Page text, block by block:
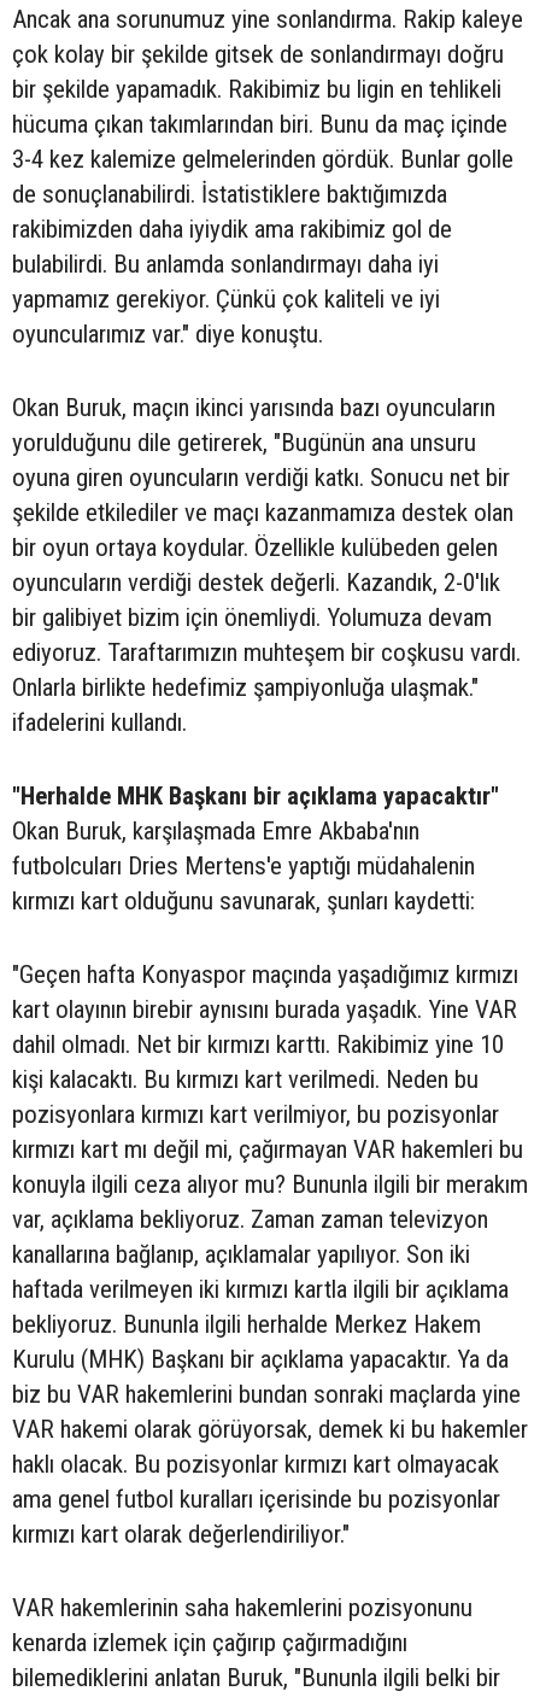
Ancak ana sorunumuz yine sonlandırma. Rakip kaleye
çok kolay bir şekilde gitsek de sonlandırmayı doğru
bir şekilde yapamadık. Rakibimiz bu ligin en tehlikeli
hücuma çıkan takımlarından biri. Bunu da maç içinde
3-4 kez kalemize gelmelerinden gördük. Bunlar golle
de sonuçlanabilirdi. İstatistiklere baktığımızda
rakibimizden daha iyiydik ama rakibimiz gol de
bulabilirdi. Bu anlamda sonlandırmayı daha iyi
yapmamız gerekiyor. Çünkü çok kaliteli ve iyi
oyuncularımız var." diye konuştu.
Okan Buruk, maçın ikinci yarısında bazı oyuncuların
yorulduğunu dile getirerek, "Bugünün ana unsuru
oyuna giren oyuncuların verdiği katkı. Sonucu net bir
şekilde etkilediler ve maçı kazanmamıza destek olan
bir oyun ortaya koydular. Özellikle kulübeden gelen
oyuncuların verdiği destek değerli. Kazandık, 2-0'lık
bir galibiyet bizim için önemliydi. Yolumuza devam
ediyoruz. Taraftarımızın muhteşem bir coşkusu vardı.
Onlarla birlikte hedefimiz şampiyonluğa ulaşmak."
ifadelerini kullandı.
"Herhalde MHK Başkanı bir açıklama yapacaktır"
Okan Buruk, karşılaşmada Emre Akbaba'nın
futbolcuları Dries Mertens'e yaptığı müdahalenin
kırmızı kart olduğunu savunarak, şunları kaydetti:
"Geçen hafta Konyaspor maçında yaşadığımız kırmızı
kart olayının birebir aynısını burada yaşadık. Yine VAR
dahil olmadı. Net bir kırmızı karttı. Rakibimiz yine 10
kişi kalacaktı. Bu kırmızı kart verilmedi. Neden bu
pozisyonlara kırmızı kart verilmiyor, bu pozisyonlar
kırmızı kart mı değil mi, çağırmayan VAR hakemleri bu
konuyla ilgili ceza alıyor mu? Bununla ilgili bir merakım
var, açıklama bekliyoruz. Zaman zaman televizyon
kanallarına bağlanıp, açıklamalar yapılıyor. Son iki
haftada verilmeyen iki kırmızı kartla ilgili bir açıklama
bekliyoruz. Bununla ilgili herhalde Merkez Hakem
Kurulu (MHK) Başkanı bir açıklama yapacaktır. Ya da
biz bu VAR hakemlerini bundan sonraki maçlarda yine
VAR hakemi olarak görüyorsak, demek ki bu hakemler
haklı olacak. Bu pozisyonlar kırmızı kart olmayacak
ama genel futbol kuralları içerisinde bu pozisyonlar
kırmızı kart olarak değerlendiriliyor."
VAR hakemlerinin saha hakemlerini pozisyonunu
kenarda izlemek için çağırıp çağırmadığını
bilemediklerini anlatan Buruk, "Bununla ilgili belki bir